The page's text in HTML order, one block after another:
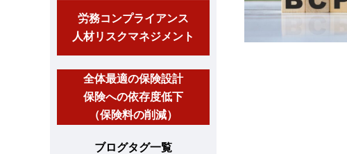
労務コンプライアンス
人材リスクマネジメント
全体最適の保険設計
保険への依存度低下
（保険料の削減）
ブログタグ一覧